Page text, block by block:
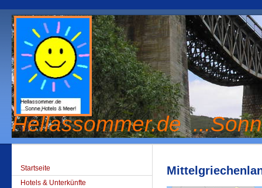
Hellassommer.de
Startseite
Hotels & Unterkünfte